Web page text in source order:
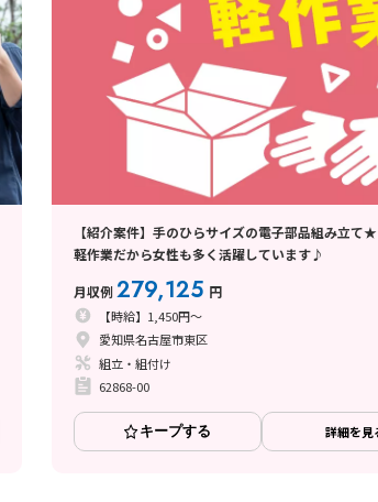
【紹介案件】手のひらサイズの電子部品組み立て
軽作業だから女性も多く活躍しています♪
月収例279,125 円
【時給】1,450円～
愛知県名古屋市東区
組立・組付け
62868-00
キープする 詳細を見